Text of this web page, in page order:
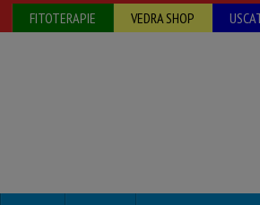
FITOTERAPIE VEDRA SHOP